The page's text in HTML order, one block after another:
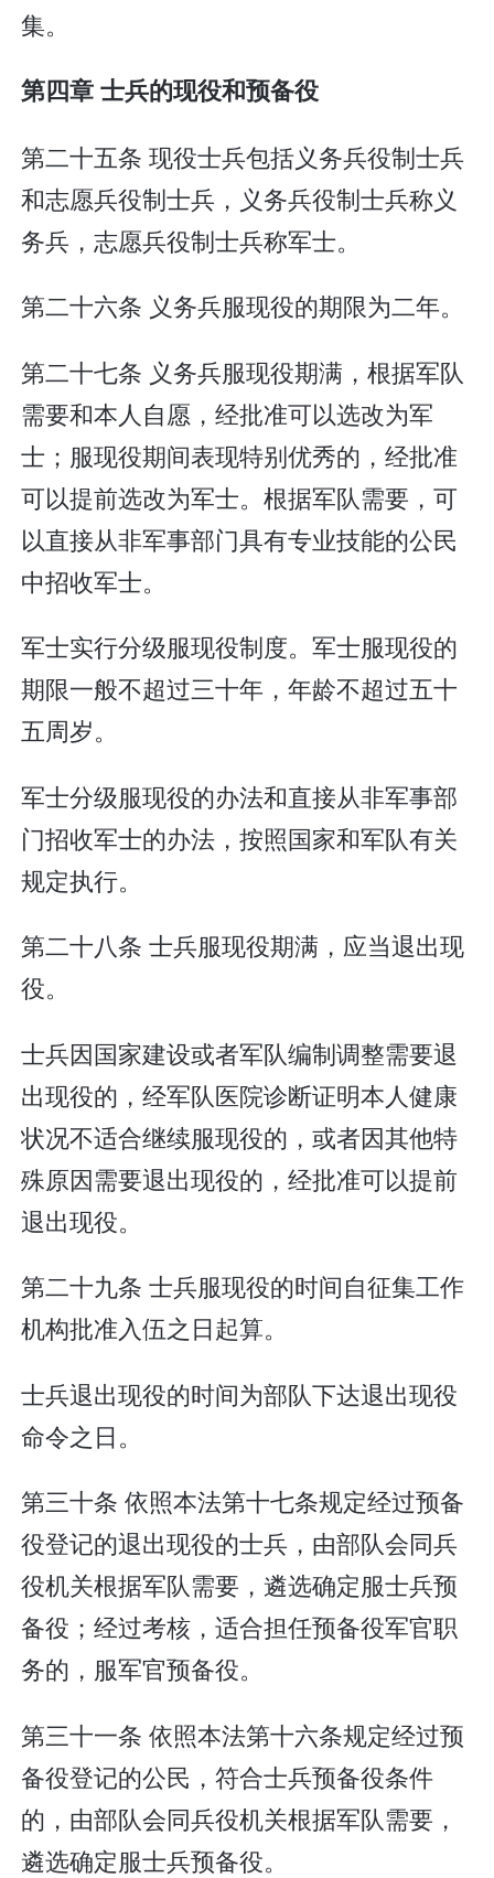
集。
第四章 士兵的现役和预备役
第二十五条 现役士兵包括义务兵役制士兵
和志愿兵役制士兵，义务兵役制士兵称义
务兵，志愿兵役制士兵称军士。
第二十六条 义务兵服现役的期限为二年。
第二十七条 义务兵服现役期满，根据军队
需要和本人自愿，经批准可以选改为军
士；服现役期间表现特别优秀的，经批准
可以提前选改为军士。根据军队需要，可
以直接从非军事部门具有专业技能的公民
中招收军士。
军士实行分级服现役制度。军士服现役的
期限一般不超过三十年，年龄不超过五十
五周岁。
军士分级服现役的办法和直接从非军事部
门招收军士的办法，按照国家和军队有关
规定执行。
第二十八条 士兵服现役期满，应当退出现
役。
士兵因国家建设或者军队编制调整需要退
出现役的，经军队医院诊断证明本人健康
状况不适合继续服现役的，或者因其他特
殊原因需要退出现役的，经批准可以提前
退出现役。
第二十九条 士兵服现役的时间自征集工作
机构批准入伍之日起算。
士兵退出现役的时间为部队下达退出现役
命令之日。
第三十条 依照本法第十七条规定经过预备
役登记的退出现役的士兵，由部队会同兵
役机关根据军队需要，遴选确定服士兵预
备役；经过考核，适合担任预备役军官职
务的，服军官预备役。
第三十一条 依照本法第十六条规定经过预
备役登记的公民，符合士兵预备役条件
的，由部队会同兵役机关根据军队需要，
遴选确定服士兵预备役。